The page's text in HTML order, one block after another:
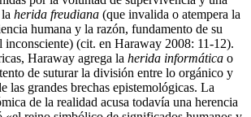
herida freudiana (que invalida o atempera la
humana y la razón, fundamento de su
inconsciente) (cit. en Haraway 2008: 11-12).
Haraway agrega la herida informática o
de suturar la división entre lo orgánico y
las grandes brechas epistemológicas. La
de la realidad acusa todavía una herencia